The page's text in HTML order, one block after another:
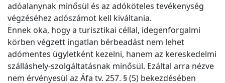
adóalanynak minősül és az adóköteles tevékenység
végzéséhez adószámot kell kiváltania.
Ennek oka, hogy a turisztikai céllal, idegenforgalmi
körben végzett ingatlan bérbeadást nem lehet
adómentes ügyletként kezelni, hanem az kereskedelmi
szálláshely-szolgáltatásnak minősül. Ezáltal arra nézve
nem érvényesül az Áfa tv. 257. § (5) bekezdésében